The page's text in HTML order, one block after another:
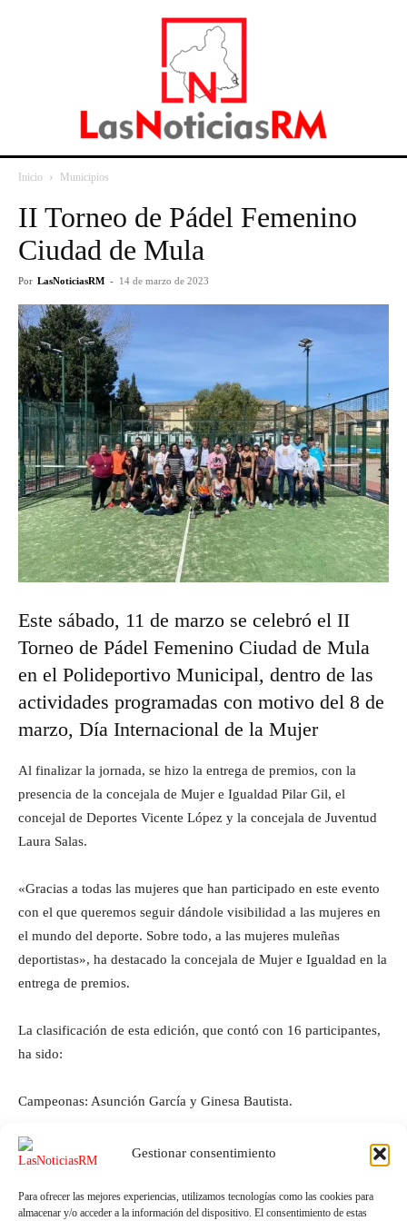
Gestionar consentimiento
Para ofrecer las mejores experiencias, utilizamos tecnologías como las cookies para
almacenar y/o acceder a la información del dispositivo. El consentimiento de estas
Inicio Municipios
II Torneo de Pádel Femenino
Ciudad de Mula
Por LasNoticiasRM - 14 de marzo de 2023
Este sábado, 11 de marzo se celebró el II
Torneo de Pádel Femenino Ciudad de Mula
en el Polideportivo Municipal, dentro de las
actividades programadas con motivo del 8 de
marzo, Día Internacional de la Mujer
Al finalizar la jornada, se hizo la entrega de premios, con la
presencia de la concejala de Mujer e Igualdad Pilar Gil, el
concejal de Deportes Vicente López y la concejala de Juventud
Laura Salas.
«Gracias a todas las mujeres que han participado en este evento
con el que queremos seguir dándole visibilidad a las mujeres en
el mundo del deporte. Sobre todo, a las mujeres muleñas
deportistas», ha destacado la concejala de Mujer e Igualdad en la
entrega de premios.
La clasificación de esta edición, que contó con 16 participantes,
ha sido:
Campeonas: Asunción García y Ginesa Bautista.
Subcampeonas: Ana Talavera y Marien García.